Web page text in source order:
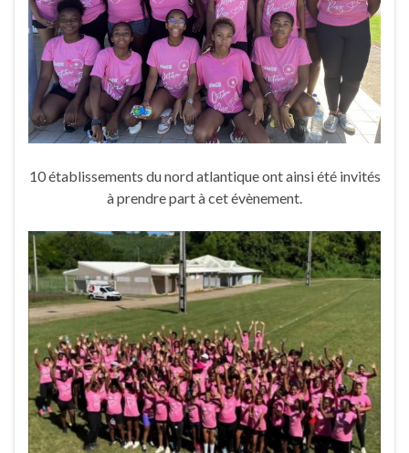
10 établissements du nord atlantique ont ainsi été invités
à prendre part à cet évènement.